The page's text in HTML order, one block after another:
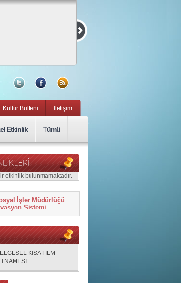
Kültür Bülteni İletişim
Etkinlik Tümü
etkinlik bulunmamaktadır.
İşler Müdürlüğü
Sistemi
KISA FİLM